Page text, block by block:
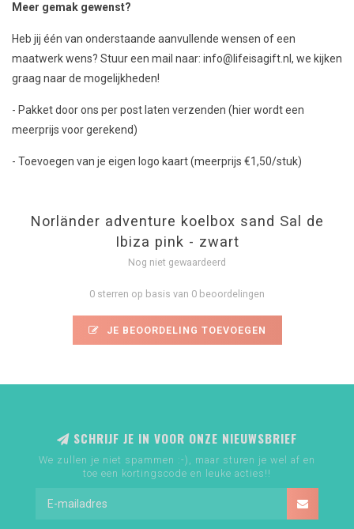
Meer gemak gewenst?
Heb jij één van onderstaande aanvullende wensen of een
maatwerk wens? Stuur een mail naar: info@lifeisagift.nl , we kijken
graag naar de mogelijkheden!
- Pakket door ons per post laten verzenden (hier wordt een
meerprijs voor gerekend)
- Toevoegen van je eigen logo kaart (meerprijs €1,50/stuk)
Norländer adventure koelbox sand Sal de
Ibiza pink - zwart
Nog niet gewaardeerd
0 sterren op basis van 0 beoordelingen
JE BEOORDELING TOEVOEGEN
SCHRIJF JE IN VOOR ONZE NIEUWSBRIEF
We zullen je niet spammen :-), maar sturen je wel af en
toe een kortingscode en leuke acties!!